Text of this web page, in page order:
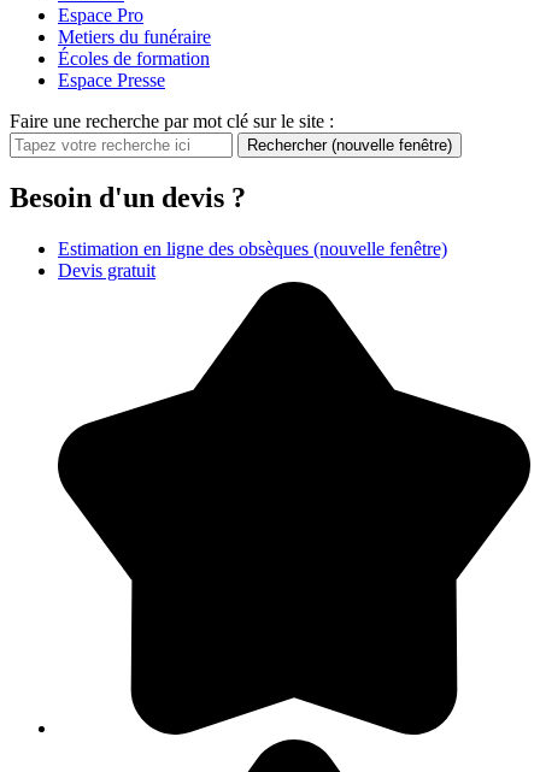
Espace Pro
Metiers du funéraire
Écoles de formation
Espace Presse
Faire une recherche par mot clé sur le site :
Rechercher (nouvelle fenêtre)
Besoin d'un devis ?
Estimation en ligne des obsèques (nouvelle fenêtre)
Devis gratuit